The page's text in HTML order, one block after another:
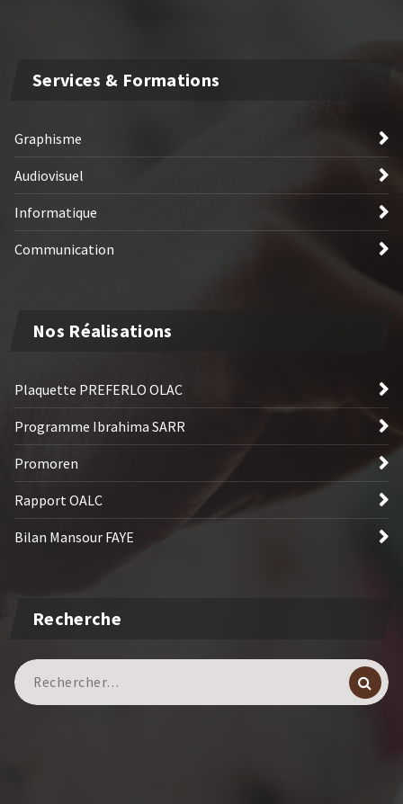
Services & Formations
Graphisme
Audiovisuel
Informatique
Communication
Nos Réalisations
Plaquette PREFERLO OLAC
Programme Ibrahima SARR
Promoren
Rapport OALC
Bilan Mansour FAYE
Recherche
Recherche
pour :